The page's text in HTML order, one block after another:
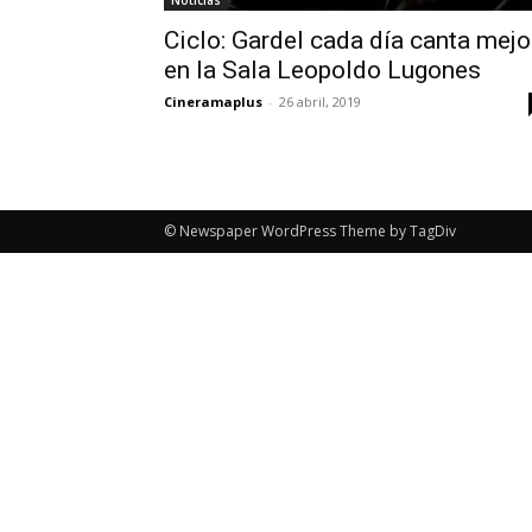
Ciclo: Gardel cada día canta
en la Sala Leopoldo Lugones
Cineramaplus - 26 abril, 2019
© Newspaper WordPress Theme by TagDiv